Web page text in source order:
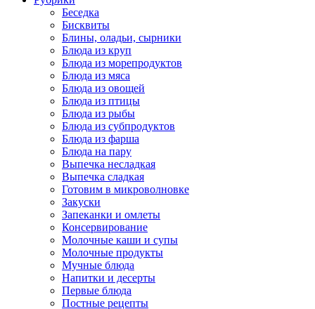
Беседка
Бисквиты
Блины, оладьи, сырники
Блюда из круп
Блюда из морепродуктов
Блюда из мяса
Блюда из овощей
Блюда из птицы
Блюда из рыбы
Блюда из субпродуктов
Блюда из фарша
Блюда на пару
Выпечка несладкая
Выпечка сладкая
Готовим в микроволновке
Закуски
Запеканки и омлеты
Консервирование
Молочные каши и супы
Молочные продукты
Мучные блюда
Напитки и десерты
Первые блюда
Постные рецепты